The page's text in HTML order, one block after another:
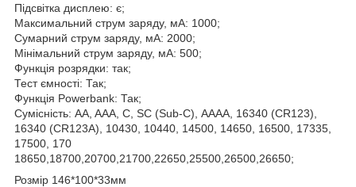
Підсвітка дисплею: є;
Максимальний струм заряду, мА: 1000;
Сумарний струм заряду, мА: 2000;
Мінімальний струм заряду, мА: 500;
Функція розрядки: так;
Тест ємності: Так;
Функція Powerbank: Так;
Сумісність: AA, AAA, C, SC (Sub-C), АААА, 16340 (CR123),
16340 (CR123A), 10430, 10440, 14500, 14650, 16500, 17335,
17500, 170
18650,18700,20700,21700,22650,25500,26500,26650;
Розмір 146*100*33мм